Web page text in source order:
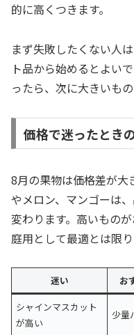
的に高くつきます。
まず失敗したくない人
ト品から始めるとよい
ったら、次に大きいも
価格で迷ったとき
8月の果物は価格差が大
やメロン、マンゴーは
変わります。高いもの
庭用として最適とは限り
迷い お
シャインマスカット
が高い
少量